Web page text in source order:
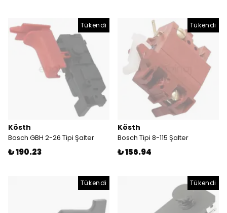
Tükendi
Kösth
Bosch GBH 2-26 Tipi Şalter
₺ 190.23
Tükendi
Kösth
Bosch Tipi 8-115 Şalter
₺ 156.94
Tükendi Tükendi